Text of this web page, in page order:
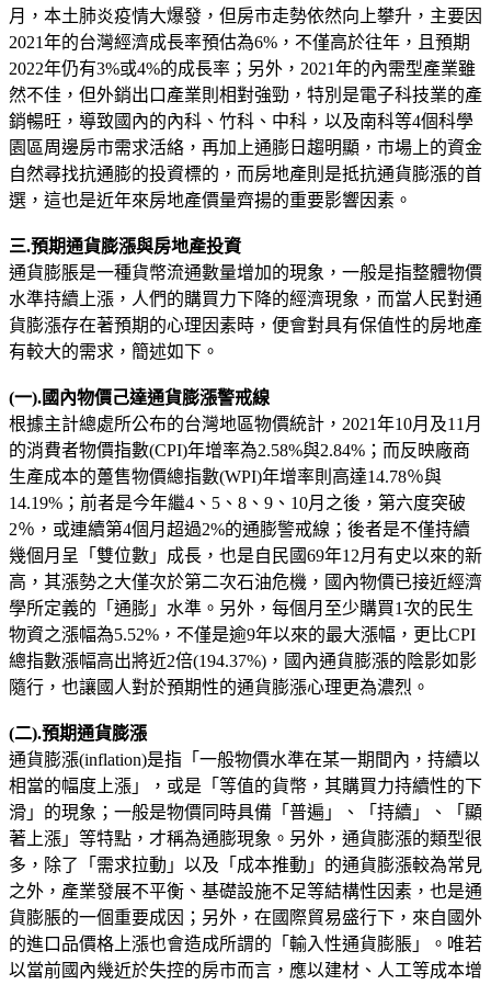
月，本土肺炎疫情大爆發，但房市走勢依然向上攀升，主要因
2021年的台灣經濟成長率預估為6%，不僅高於往年，且預期
2022年仍有3%或4%的成長率；另外，2021年的內需型產業雖
然不佳，但外銷出口產業則相對強勁，特別是電子科技業的產
銷暢旺，導致國內的內科、竹科、中科，以及南科等4個科學
園區周邊房市需求活絡，再加上通膨日趨明顯，市場上的資金
自然尋找抗通膨的投資標的，而房地產則是抵抗通貨膨漲的首
選，這也是近年來房地產價量齊揚的重要影響因素。
三.預期通貨膨漲與房地產投資
通貨膨脹是一種貨幣流通數量增加的現象，一般是指整體物價
水準持續上漲，人們的購買力下降的經濟現象，而當人民對通
貨膨漲存在著預期的心理因素時，便會對具有保值性的房地產
有較大的需求，簡述如下。
(一).國內物價己達通貨膨漲警戒線
根據主計總處所公布的台灣地區物價統計，2021年10月及11月
的消費者物價指數(CPI)年增率為2.58%與2.84%；而反映廠商
生產成本的躉售物價總指數(WPI)年增率則高達14.78％與
14.19%；前者是今年繼4、5、8、9、10月之後，第六度突破
2％，或連續第4個月超過2%的通膨警戒線；後者是不僅持續
幾個月呈「雙位數」成長，也是自民國69年12月有史以來的新
高，其漲勢之大僅次於第二次石油危機，國內物價已接近經濟
學所定義的「通膨」水準。另外，每個月至少購買1次的民生
物資之漲幅為5.52%，不僅是逾9年以來的最大漲幅，更比CPI
總指數漲幅高出將近2倍(194.37%)，國內通貨膨漲的陰影如影
隨行，也讓國人對於預期性的通貨膨漲心理更為濃烈。
(二).預期通貨膨漲
通貨膨漲(inflation)是指「一般物價水準在某一期間內，持續以
相當的幅度上漲」，或是「等值的貨幣，其購買力持續性的下
滑」的現象；一般是物價同時具備「普遍」、「持續」、「顯
著上漲」等特點，才稱為通膨現象。另外，通貨膨漲的類型很
多，除了「需求拉動」以及「成本推動」的通貨膨漲較為常見
之外，產業發展不平衡、基礎設施不足等結構性因素，也是通
貨膨脹的一個重要成因；另外，在國際貿易盛行下，來自國外
的進口品價格上漲也會造成所謂的「輸入性通貨膨脹」。唯若
以當前國內幾近於失控的房市而言，應以建材、人工等成本增